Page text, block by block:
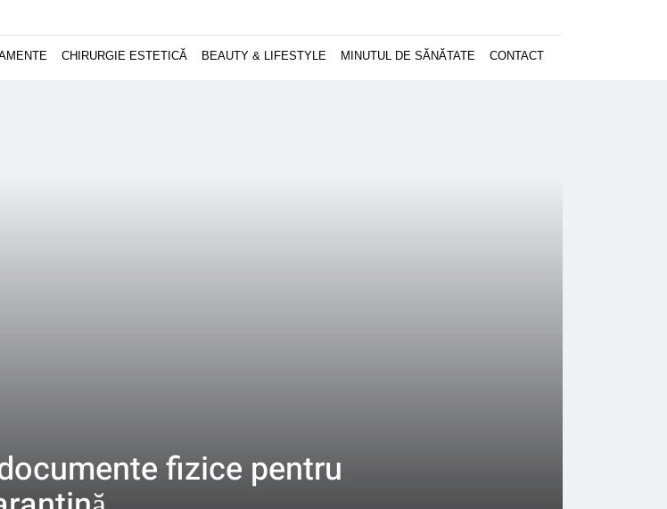
CHIRURGIE ESTETICĂ BEAUTY & LIFESTYLE MINUTUL DE SĂNĂTATE CONTACT
fizice pentru